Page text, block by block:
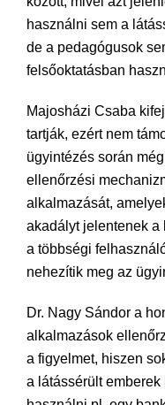
használni sem a
de a pedagógusok
felsőoktatásban
Majosházi Csaba
tartják, ezért nem
ügyintézés során
ellenőrzési
alkalmazását,
akadályt jelentenek a
a többségi
nehezítik meg az
Dr. Nagy Sándor a
alkalmazások
a figyelmet, hiszen
a látássérült